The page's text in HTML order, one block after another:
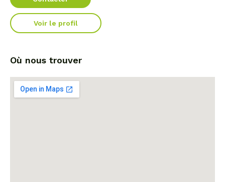
Voir le profil
Où nous trouver